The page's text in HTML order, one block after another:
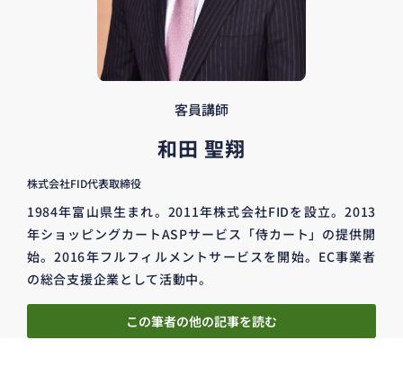
客員講師
和田 聖翔
株式会社FID代表取締役
1984年富山県生まれ。2011年株式会社FIDを設立。2013
年ショッピングカートASPサービス「侍カート」の提供開
始。2016年フルフィルメントサービスを開始。EC事業者
の総合支援企業として活動中。
この筆者の他の記事を読む